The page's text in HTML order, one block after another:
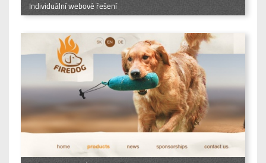
Individuální webové řešení